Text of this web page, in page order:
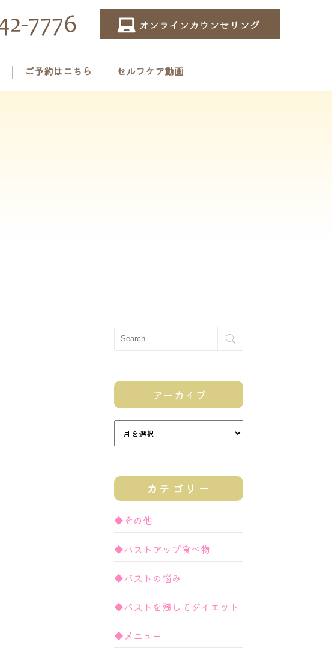
ご予約はこちら セルフケア動画
アーカイブ
カテゴリー
◆その他
◆バストアップ食べ物
◆バストの悩み
◆バストを残してダイエット
◆メニュー